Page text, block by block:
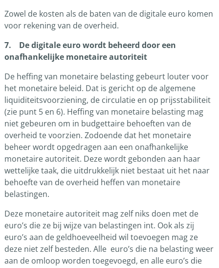
Zowel de kosten als de baten van de digitale euro komen
voor rekening van de overheid.
7. De digitale euro wordt beheerd door een
onafhankelijke monetaire autoriteit
De heffing van monetaire belasting gebeurt louter voor
het monetaire beleid. Dat is gericht op de algemene
liquiditeitsvoorziening, de circulatie en op prijsstabiliteit
(zie punt 5 en 6). Heffing van monetaire belasting mag
niet gebeuren om in budgettaire behoeften van de
overheid te voorzien. Zodoende dat het monetaire
beheer wordt opgedragen aan een onafhankelijke
monetaire autoriteit. Deze wordt gebonden aan haar
wettelijke taak, die uitdrukkelijk niet bestaat uit het naar
behoefte van de overheid heffen van monetaire
belastingen.
Deze monetaire autoriteit mag zelf niks doen met de
euro’s die ze bij wijze van belastingen int. Ook als zij
euro’s aan de geldhoeveelheid wil toevoegen mag ze
deze niet zelf besteden. Alle euro’s die na belasting weer
aan de omloop worden toegevoegd, en alle euro’s die